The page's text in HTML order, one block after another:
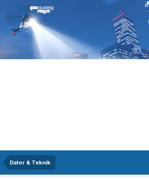
Dator & Teknik